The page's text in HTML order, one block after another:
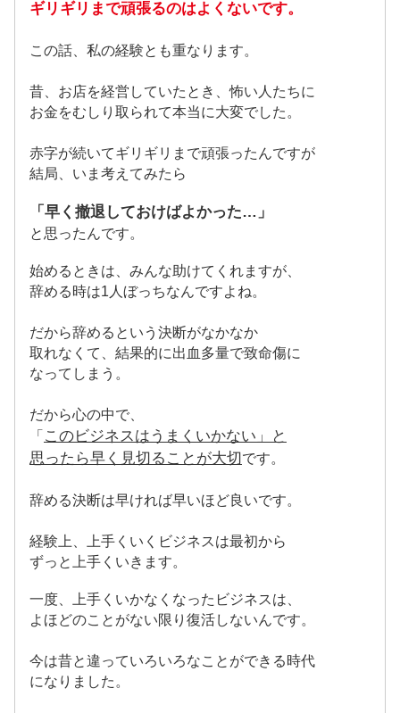
ギリギリまで頑張るのはよくないです。
この話、私の経験とも重なります。
昔、お店を経営していたとき、怖い人たちに
お金をむしり取られて本当に大変でした。
赤字が続いてギリギリまで頑張ったんですが
結局、いま考えてみたら
「早く撤退しておけばよかった…」
と思ったんです。
始めるときは、みんな助けてくれますが、
辞める時は1人ぼっちなんですよね。
だから辞めるという決断がなかなか
取れなくて、結果的に出血多量で致命傷に
なってしまう。
だから心の中で、
「 このビジネスはうまくいかない」と
思ったら早く見切ることが大切です。
辞める決断は早ければ早いほど良いです。
経験上、上手くいくビジネスは最初から
ずっと上手くいきます。
一度、上手くいかなくなったビジネスは、
よほどのことがない限り復活しないんです。
今は昔と違っていろいろなことができる時代
になりました。